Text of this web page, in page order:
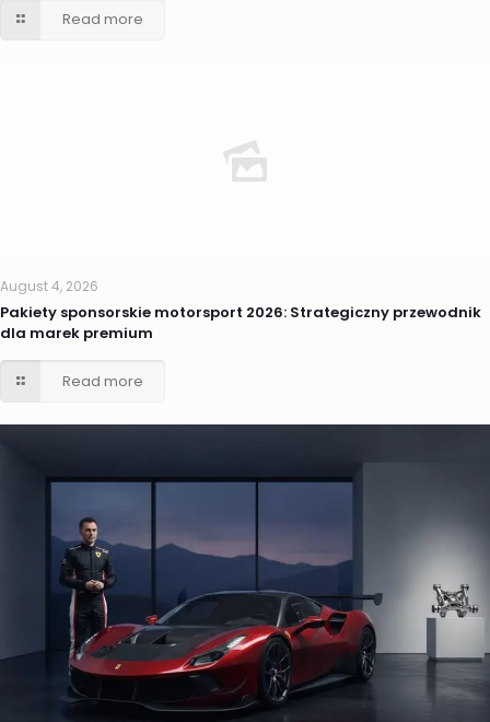
Read more
August 4, 2026
Pakiety sponsorskie motorsport 2026: Strategiczny przewodnik
dla marek premium
Read more